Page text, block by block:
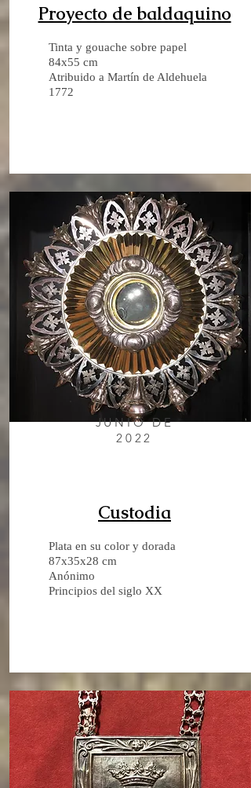
Proyecto de baldaquino
Tinta y gouache sobre papel
84x55 cm
Atribuido a Martín de Aldehuela
1772
JUNIO DE
2022
Custodia
Plata en su color y dorada
87x35x28 cm
Anónimo
Principios del siglo XX